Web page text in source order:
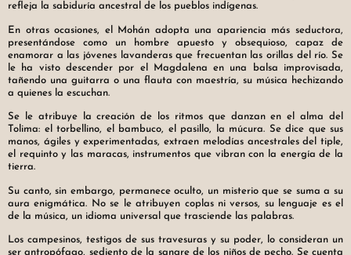
refleja la sabiduría ancestral de los pueblos indígenas.
En otras ocasiones, el Mohán adopta una apariencia más seductora,
presentándose como un hombre apuesto y obsequioso, capaz de
enamorar a las jóvenes lavanderas que frecuentan las orillas del río. Se
le ha visto descender por el Magdalena en una balsa improvisada,
tañendo una guitarra o una flauta con maestría, su música hechizando
a quienes la escuchan.
Se le atribuye la creación de los ritmos que danzan en el alma del
Tolima: el torbellino, el bambuco, el pasillo, la múcura. Se dice que sus
manos, ágiles y experimentadas, extraen melodías ancestrales del tiple,
el requinto y las maracas, instrumentos que vibran con la energía de la
tierra.
Su canto, sin embargo, permanece oculto, un misterio que se suma a su
aura enigmática. No se le atribuyen coplas ni versos, su lenguaje es el
de la música, un idioma universal que trasciende las palabras.
Los campesinos, testigos de sus travesuras y su poder, lo consideran un
ser antropófago, sediento de la sangre de los niños de pecho. Se cuenta